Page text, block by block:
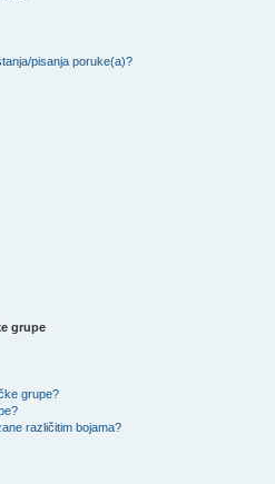
pisanja poruke(a)?
grupe
grupe?
različitim bojama?